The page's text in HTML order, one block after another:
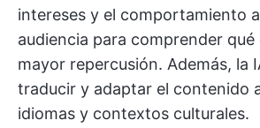
intereses y el comportamiento
audiencia para comprender
mayor repercusión. Además, la
traducir y adaptar el contenido
idiomas y contextos culturales.